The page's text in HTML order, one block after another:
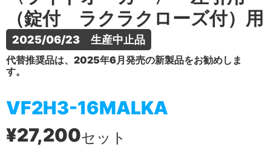
（錠付 ラクラクローズ付）用
2025/06/23　生産中止品
代替推奨品は、2025年6月発売の新製品をお勧めしま
す。
VF2H3-16MALKA
¥27,200セット